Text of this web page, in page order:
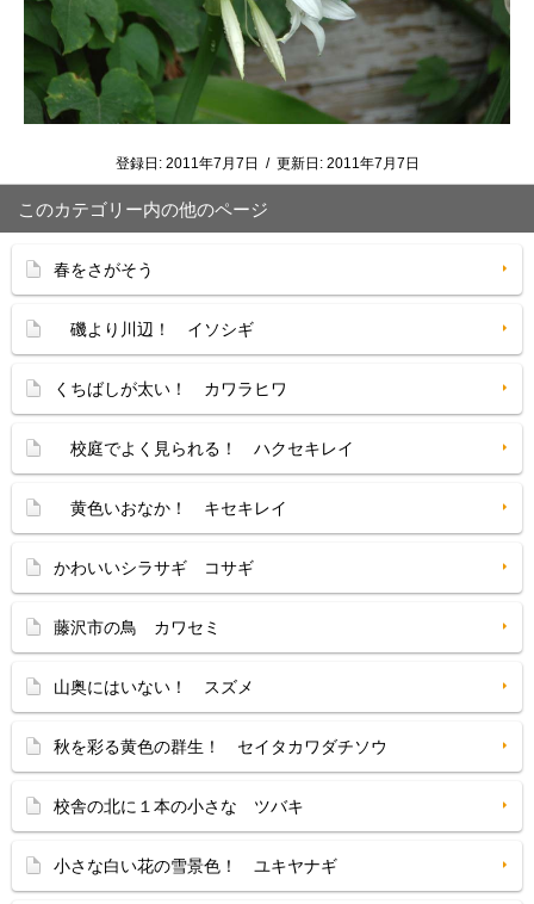
登録日: 2011年7月7日 / 更新日: 2011年7月7日
このカテゴリー内の他のページ
春をさがそう
磯より川辺！ イソシギ
くちばしが太い！ カワラヒワ
校庭でよく見られる！ ハクセキレイ
黄色いおなか！ キセキレイ
かわいいシラサギ コサギ
藤沢市の鳥 カワセミ
山奥にはいない！ スズメ
秋を彩る黄色の群生！ セイタカワダチソウ
校舎の北に１本の小さな ツバキ
小さな白い花の雪景色！ ユキヤナギ